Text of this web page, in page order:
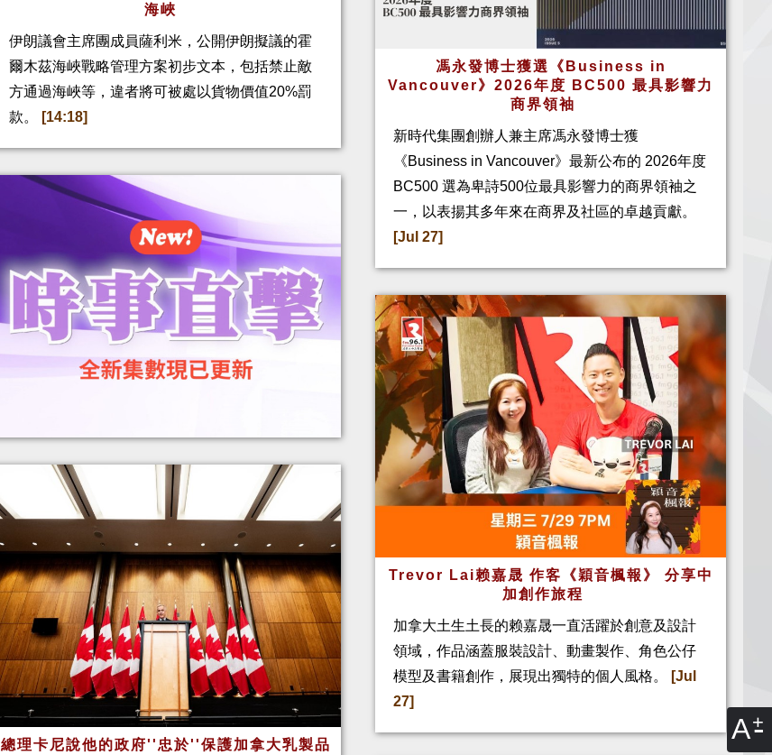
A
海峽
伊朗議會主席團成員薩利米，公開伊朗擬議的霍
爾木茲海峽戰略管理方案初步文本，包括禁止敵
方通過海峽等，違者將可被處以貨物價值20%罰
款。
[14:18]
總理卡尼說他的政府''忠於''保護加拿大乳製品
馮永發博士獲選《Business in
Vancouver》2026年度 BC500 最具影響力
商界領袖
新時代集團創辦人兼主席馮永發博士獲
《Business in Vancouver》最新公布的 2026年度
BC500 選為卑詩500位最具影響力的商界領袖之
一，以表揚其多年來在商界及社區的卓越貢獻。
[Jul 27]
Trevor Lai赖嘉晟 作客《穎音楓報》 分享中
加創作旅程
加拿大土生土長的赖嘉晟一直活躍於創意及設計
領域，作品涵蓋服裝設計、動畫製作、角色公仔
模型及書籍創作，展現出獨特的個人風格。
[Jul
27]